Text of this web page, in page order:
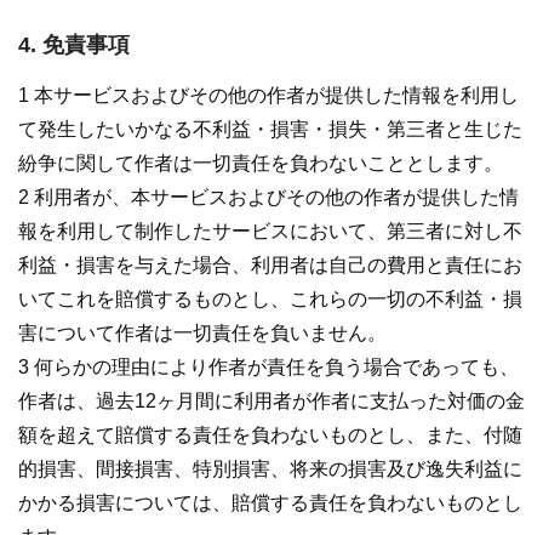
4. 免責事項
1 本サービスおよびその他の作者が提供した情報を利用し
て発生したいかなる不利益・損害・損失・第三者と生じた
紛争に関して作者は一切責任を負わないこととします。
2 利用者が、本サービスおよびその他の作者が提供した情
報を利用して制作したサービスにおいて、第三者に対し不
利益・損害を与えた場合、利用者は自己の費用と責任にお
いてこれを賠償するものとし、これらの一切の不利益・損
害について作者は一切責任を負いません。
3 何らかの理由により作者が責任を負う場合であっても、
作者は、過去12ヶ月間に利用者が作者に支払った対価の金
額を超えて賠償する責任を負わないものとし、また、付随
的損害、間接損害、特別損害、将来の損害及び逸失利益に
かかる損害については、賠償する責任を負わないものとし